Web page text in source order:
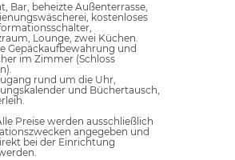
Bar, beheizte Außenterrasse,
kostenloses
Lounge, zwei Küchen.
Gepäckaufbewahrung und
im Zimmer (Schloss
rund um die Uhr,
und Büchertausch,
Preise werden ausschließlich
angegeben und
bei der Einrichtung